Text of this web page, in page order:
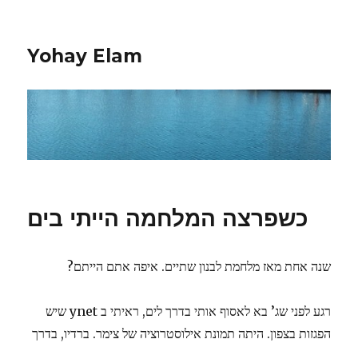
Yohay Elam
כשפרצה המלחמה הייתי בים
שנה אחת מאז מלחמת לבנון שתיים. איפה אתם הייתם?
רגע לפני שג’ בא לאסוף אותי בדרך לים, ראיתי ב ynet שיש
הפגזות בצפון. היתה תמונת אילוסטרוציה של צימר. ברדיו, בדרך